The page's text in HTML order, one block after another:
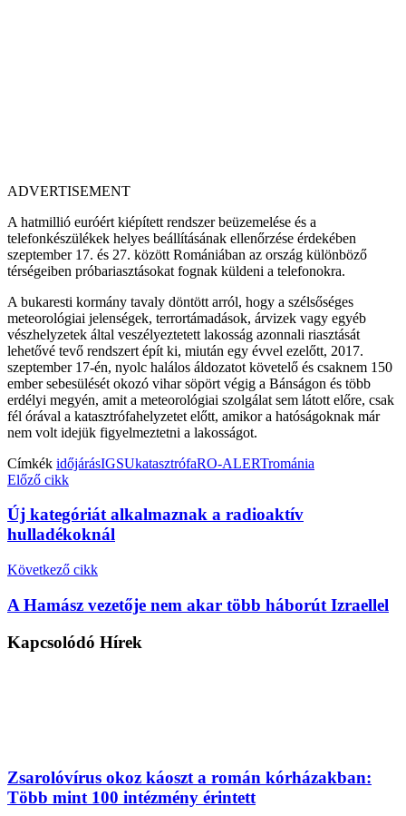
ADVERTISEMENT
A hatmillió euróért kiépített rendszer beüzemelése és a
telefonkészülékek helyes beállításának ellenőrzése érdekében
szeptember 17. és 27. között Romániában az ország különböző
térségeiben próbariasztásokat fognak küldeni a telefonokra.
A bukaresti kormány tavaly döntött arról, hogy a szélsőséges
meteorológiai jelenségek, terrortámadások, árvizek vagy egyéb
vészhelyzetek által veszélyeztetett lakosság azonnali riasztását
lehetővé tevő rendszert épít ki, miután egy évvel ezelőtt, 2017.
szeptember 17-én, nyolc halálos áldozatot követelő és csaknem 150
ember sebesülését okozó vihar söpört végig a Bánságon és több
erdélyi megyén, amit a meteorológiai szolgálat sem látott előre, csak
fél órával a katasztrófahelyzetet előtt, amikor a hatóságoknak már
nem volt idejük figyelmeztetni a lakosságot.
Címkék időjárásIGSUkatasztrófaRO-ALERTrománia
Előző cikk
Új kategóriát alkalmaznak a radioaktív
hulladékoknál
Következő cikk
A Hamász vezetője nem akar több háborút Izraellel
Kapcsolódó Hírek
Zsarolóvírus okoz káoszt a román kórházakban:
Több mint 100 intézmény érintett